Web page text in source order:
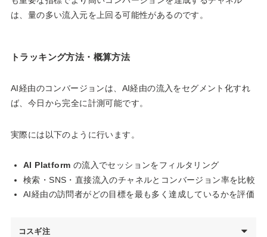
は、量の多い流入元を上回る可能性があるのです。
トラッキング方法・概算方法
AI経由のコンバージョンは、AI経由の流入をセグメント化すれ
ば、今日から完全に計測可能です。
実際には以下のように行います。
AI Platform の流入でセッションをフィルタリング
検索・SNS・直接流入のチャネルとコンバージョン率を比較
AI経由の訪問者がどの目標を最も多く達成しているかを評価
コスギ注